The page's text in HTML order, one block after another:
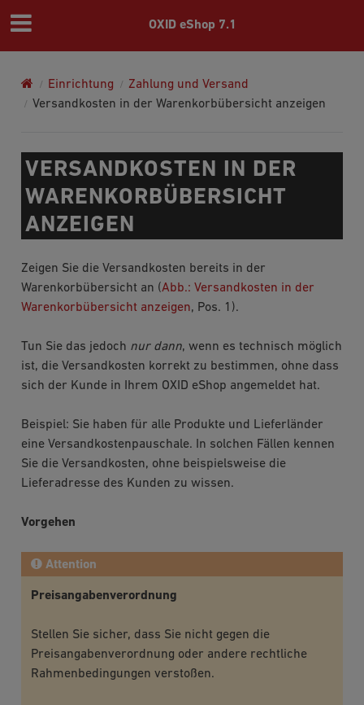
OXID eShop 7.1
Einrichtung
Zahlung und Versand
Versandkosten in der Warenkorbübersicht anzeigen
VERSANDKOSTEN IN DER
WARENKORBÜBERSICHT
ANZEIGEN
Zeigen Sie die Versandkosten bereits in der
Warenkorbübersicht an (Abb.: Versandkosten in der
Warenkorbübersicht anzeigen, Pos. 1).
Tun Sie das jedoch nur dann, wenn es technisch möglich
ist, die Versandkosten korrekt zu bestimmen, ohne dass
sich der Kunde in Ihrem OXID eShop angemeldet hat.
Beispiel: Sie haben für alle Produkte und Lieferländer
eine Versandkostenpauschale. In solchen Fällen kennen
Sie die Versandkosten, ohne beispielsweise die
Lieferadresse des Kunden zu wissen.
Vorgehen
Attention
Preisangabenverordnung
Stellen Sie sicher, dass Sie nicht gegen die
Preisangabenverordnung oder andere rechtliche
Rahmenbedingungen verstoßen.